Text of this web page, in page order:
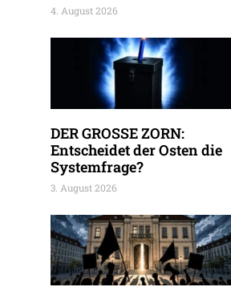
4. August 2026
DER GROSSE ZORN:
Entscheidet der Osten die
Systemfrage?
3. August 2026